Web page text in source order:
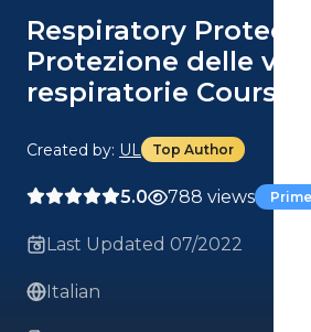
Respiratory
Protezione delle vie
respiratorie Course
Created by: UL Top Author
5.0 788 views Prime
Last Updated 07/2022
Italian